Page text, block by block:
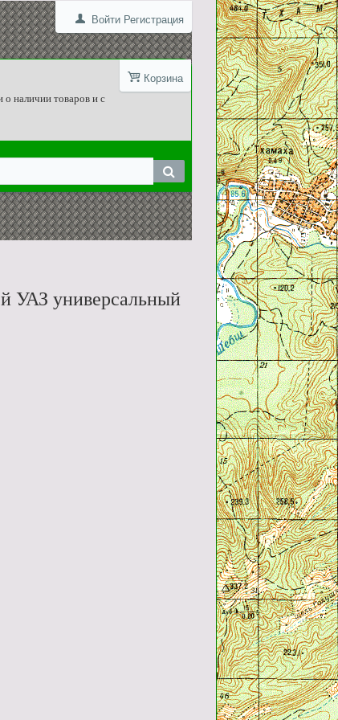
Войти Регистрация
Корзина
о наличии товаров и с
УАЗ универсальный